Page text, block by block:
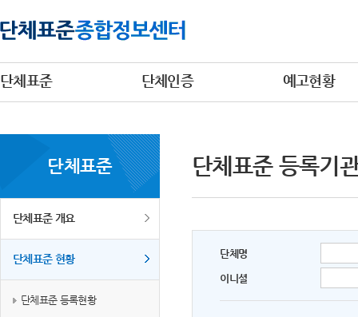
단체표준 단체인증 예고현황
단체표준
단체표준 개요
단체표준 현황
단체표준 등록현황
단체표준 등록기
단체명
이니셜